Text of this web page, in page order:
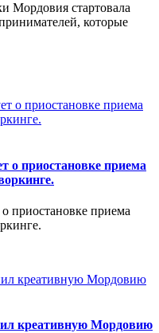
Мордовия стартовала
которые
о приостановке приема
приостановке приема
креативную Мордовию